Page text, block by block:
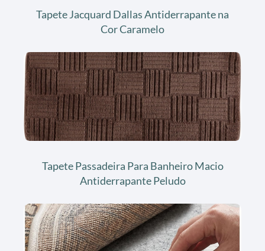
Tapete Jacquard Dallas Antiderrapante na
Cor Caramelo
Tapete Passadeira Para Banheiro Macio
Antiderrapante Peludo